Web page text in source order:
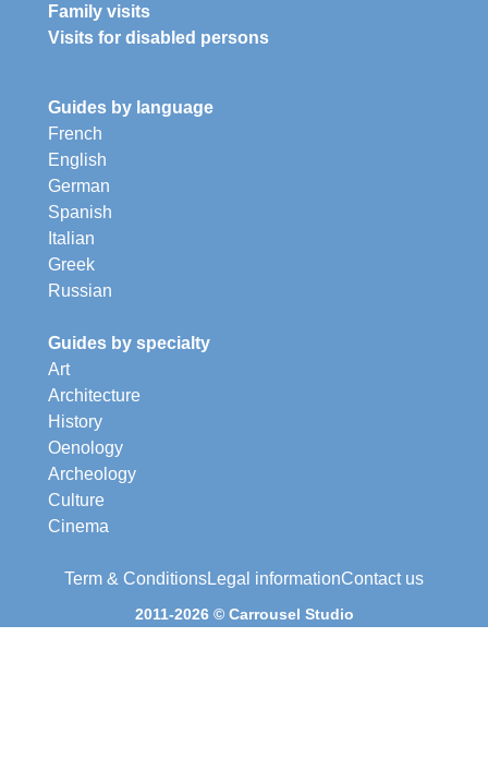
Family visits
Visits for disabled persons
Guides by language
French
English
German
Spanish
Italian
Greek
Russian
Guides by specialty
Art
Architecture
History
Oenology
Archeology
Culture
Cinema
Term & ConditionsLegal informationContact us
2011-2026 © Carrousel Studio